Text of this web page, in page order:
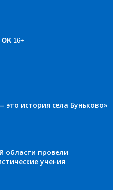
OK 16+
это история села Буньково»
области провели
учения